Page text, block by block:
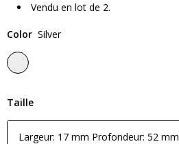
Vendu en lot de 2.
Color Silver
Taille
Largeur: 17 mm Profondeur: 52 mm